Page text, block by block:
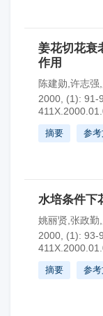
姜花切花衰
作用
陈建勋,许志强
2000, (1): 91-
摘要 参
水培条件下
姚丽贤,张政勤
2000, (1): 93-
摘要 参